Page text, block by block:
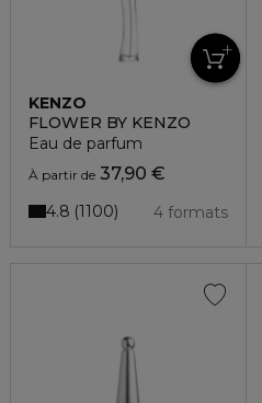
KENZO
FLOWER BY KENZO
Eau de parfum
À partir de 37,90 €
4 formats
4.8 1100